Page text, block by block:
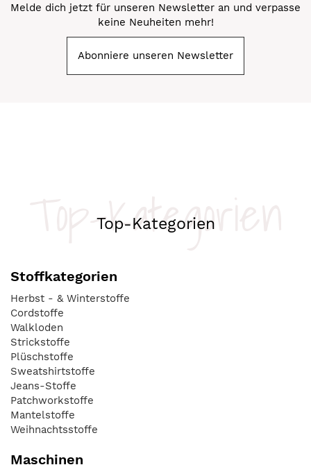
Melde dich jetzt für unseren Newsletter an und verpasse
keine Neuheiten mehr!
Abonniere unseren Newsletter
Top-Kategorien
Top-Kategorien
Stoffkategorien
Herbst - & Winterstoffe
Cordstoffe
Walkloden
Strickstoffe
Plüschstoffe
Sweatshirtstoffe
Jeans-Stoffe
Patchworkstoffe
Mantelstoffe
Weihnachtsstoffe
Maschinen